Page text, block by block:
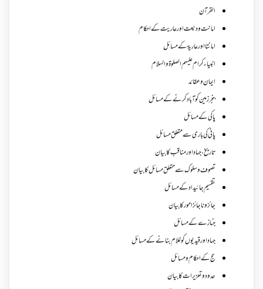
القرآن
امانت ودیعت اورعاریت کے احکام
امانتا اور عاریة کے مسائل
انبیاء کرام علیہم الصلوۃ والسلام
ایمان وعقائد
بنجر زمین کو آباد کرنے کے مسائل
پاکی کے مسائل
پانی کی باری سے متعلق مسائل
تاریخ،جہاد اور مناقب کا بیان
تصوف و سلوک سے متعلق مسائل کا بیان
تقسیم جائیداد کے مسائل
جائز و ناجائزامور کا بیان
جنازے کےمسائل
جہاد اور قیدیوں کو غلام بنانے کے مسائل
حج کے احکام ومسائل
حدود و تعزیرات کا بیان